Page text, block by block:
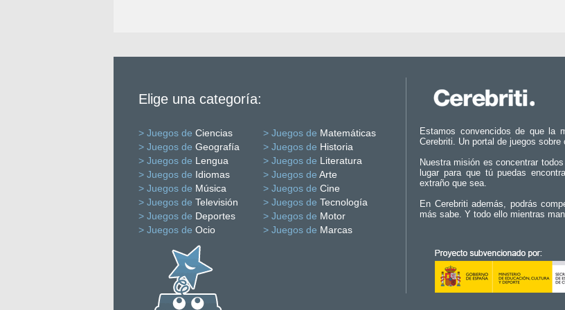
Elige una categoría:
> Juegos de Ciencias > Juegos de Matemáticas
> Juegos de Geografía > Juegos de Historia
> Juegos de Lengua > Juegos de Literatura
> Juegos de Idiomas > Juegos de Arte
> Juegos de Música > Juegos de Cine
> Juegos de Televisión > Juegos de Tecnología
> Juegos de Deportes > Juegos de Motor
> Juegos de Ocio > Juegos de Marcas
Estamos convencidos de que la
Cerebriti. Un portal de juegos
Nuestra misión es concentrar
lugar para que tú puedas
extraño que sea.
En Cerebriti además, podrás
más sabe. Y todo ello mientras